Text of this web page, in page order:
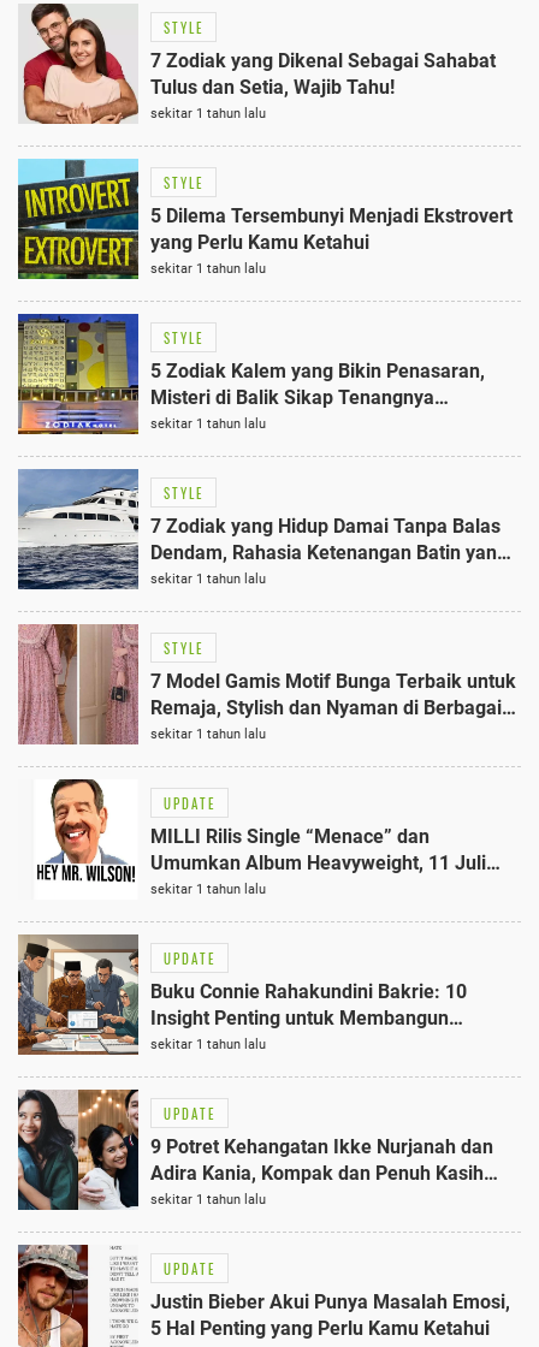
STYLE
7 Zodiak yang Dikenal Sebagai Sahabat
Tulus dan Setia, Wajib Tahu!
sekitar 1 tahun lalu
STYLE
5 Dilema Tersembunyi Menjadi Ekstrovert
yang Perlu Kamu Ketahui
sekitar 1 tahun lalu
STYLE
5 Zodiak Kalem yang Bikin Penasaran,
Misteri di Balik Sikap Tenangnya
Terungkap
sekitar 1 tahun lalu
STYLE
7 Zodiak yang Hidup Damai Tanpa Balas
Dendam, Rahasia Ketenangan Batin yang
Jarang Diketahui
sekitar 1 tahun lalu
STYLE
7 Model Gamis Motif Bunga Terbaik untuk
Remaja, Stylish dan Nyaman di Berbagai
Acara
sekitar 1 tahun lalu
UPDATE
MILLI Rilis Single “Menace” dan
Umumkan Album Heavyweight, 11 Juli
2025: Kisah Perjuangan dari Hubungan
Toksik
sekitar 1 tahun lalu
UPDATE
Buku Connie Rahakundini Bakrie: 10
Insight Penting untuk Membangun
Kesadaran Kolektif Indonesia
sekitar 1 tahun lalu
UPDATE
9 Potret Kehangatan Ikke Nurjanah dan
Adira Kania, Kompak dan Penuh Kasih
Sayang
sekitar 1 tahun lalu
UPDATE
Justin Bieber Akui Punya Masalah Emosi,
5 Hal Penting yang Perlu Kamu Ketahui